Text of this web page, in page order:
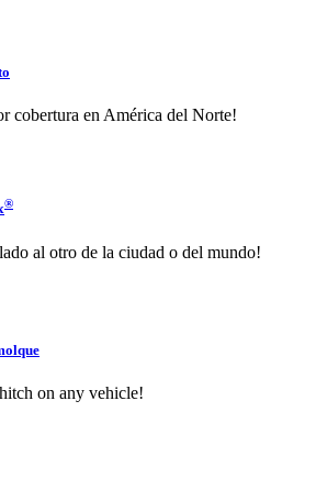
cobertura en América del Norte!
®
al otro de la ciudad o del mundo!
on any vehicle!